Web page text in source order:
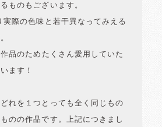
ものもございます。
際の色味と若干異なってみえる
品のためたくさん愛用していた
ます！
れを１つとっても全く同じもの
のの作品です。上記につきまし